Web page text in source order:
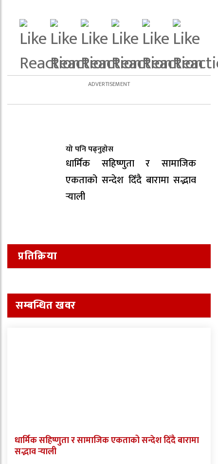
यो पनि पढ्नुहोस
धार्मिक सहिष्णुता र सामाजिक
एकताको सन्देश दिँदै बारामा सद्भाव
र्‍याली
प्रतिक्रिया
सम्बन्धित खवर
धार्मिक सहिष्णुता र सामाजिक एकताको सन्देश दिँदै बारामा
सद्भाव र्‍याली